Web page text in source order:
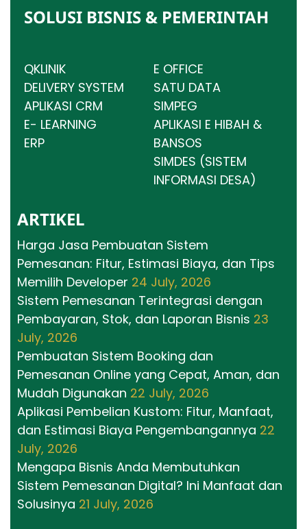
SOLUSI BISNIS & PEMERINTAH
QKLINIK
DELIVERY SYSTEM
APLIKASI CRM
E- LEARNING
ERP
E OFFICE
SATU DATA
SIMPEG
APLIKASI E HIBAH &
BANSOS
SIMDES (SISTEM
INFORMASI DESA)
ARTIKEL
Harga Jasa Pembuatan Sistem
Pemesanan: Fitur, Estimasi Biaya, dan Tips
Memilih Developer 24 July, 2026
Sistem Pemesanan Terintegrasi dengan
Pembayaran, Stok, dan Laporan Bisnis 23
July, 2026
Pembuatan Sistem Booking dan
Pemesanan Online yang Cepat, Aman, dan
Mudah Digunakan 22 July, 2026
Aplikasi Pembelian Kustom: Fitur, Manfaat,
dan Estimasi Biaya Pengembangannya 22
July, 2026
Mengapa Bisnis Anda Membutuhkan
Sistem Pemesanan Digital? Ini Manfaat dan
Solusinya 21 July, 2026